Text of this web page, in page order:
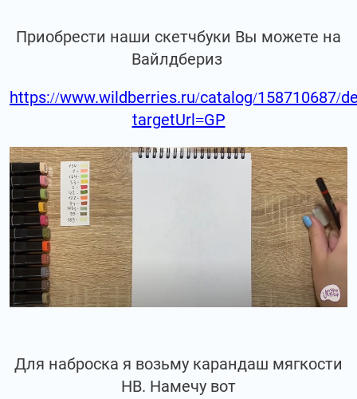
Приобрести наши скетчбуки Вы можете на
Вайлдбериз
https://www.wildberries.ru/catalog/158710687/
targetUrl=GP
Для наброска я возьму карандаш мягкости
НВ. Намечу вот